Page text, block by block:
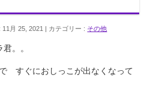
月 25, 2021 カテゴリー : その他
。。
すぐにおしっこが出なくなって